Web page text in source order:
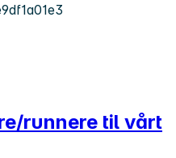
runnere til vårt